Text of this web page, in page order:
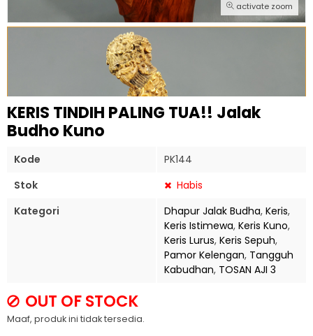
activate zoom
KERIS TINDIH PALING TUA!! Jalak
Budho Kuno
Kode
PK144
Stok
Habis
Kategori
Dhapur Jalak Budha, Keris,
Keris Istimewa, Keris Kuno,
Keris Lurus, Keris Sepuh,
Pamor Kelengan, Tangguh
Kabudhan, TOSAN AJI 3
OUT OF STOCK
Maaf, produk ini tidak tersedia.